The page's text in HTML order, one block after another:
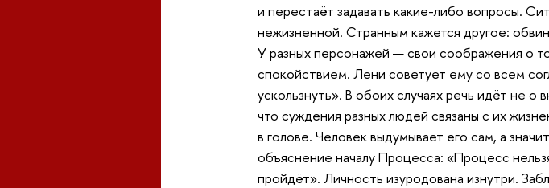
и перестаёт задавать какие-либо вопросы.
нежизненной. Странным кажется другое:
У разных персонажей — свои соображения о
спокойствием. Лени советует ему со всем
ускользнуть». В обоих случаях речь идёт не
что суждения разных людей связаны с их
в голове. Человек выдумывает его сам, а
объяснение началу Процесса: «Процесс
пройдёт». Личность изуродована изнутри.